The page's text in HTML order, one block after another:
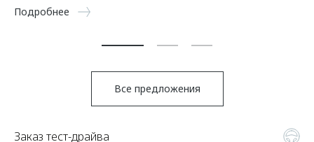
Подробнее
Все предложения
Заказ тест-драйва